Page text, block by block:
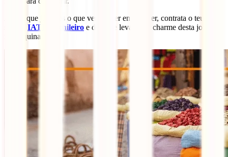
Agora que já sabes o que ver e fazer em Tânger, contrata o teu
IATI Mochileiro e deixa-te levar pelo charme desta joia
marroquina.